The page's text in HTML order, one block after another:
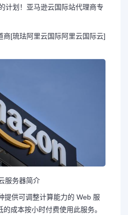
计划！亚马逊云国际站代理商专
[琉珐阿里云国际阿里云国际云]
务器简介
供可调整计算能力的 Web 服
成本按小时付费使用此服务。